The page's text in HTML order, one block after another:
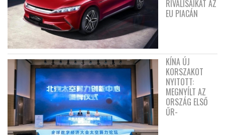
RIVÁLISAIKAT AZ
EU PIACÁN
KÍNA ÚJ
KORSZAKOT
NYITOTT:
MEGNYÍLT AZ
ORSZÁG ELSŐ
ŰR-